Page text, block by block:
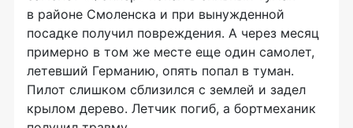
в районе Смоленска и при вынужденной
посадке получил повреждения. А через месяц
примерно в том же месте еще один самолет,
летевший Германию, опять попал в туман.
Пилот слишком сблизился с землей и задел
крылом дерево. Летчик погиб, а бортмеханик